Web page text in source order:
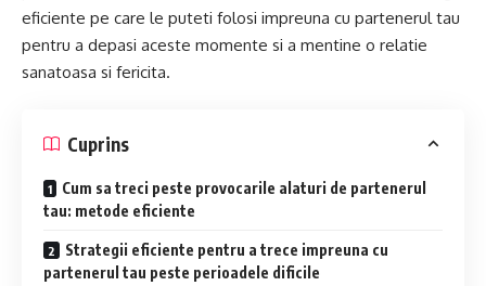
eficiente pe care le puteti folosi impreuna cu partenerul tau
pentru a depasi aceste momente si a mentine o relatie
sanatoasa si fericita.
Cuprins
Cum sa treci peste provocarile alaturi de partenerul
tau: metode eficiente
Strategii eficiente pentru a trece impreuna cu
partenerul tau peste perioadele dificile